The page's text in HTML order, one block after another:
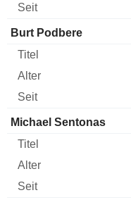
Burt Podbere
Michael Sentonas